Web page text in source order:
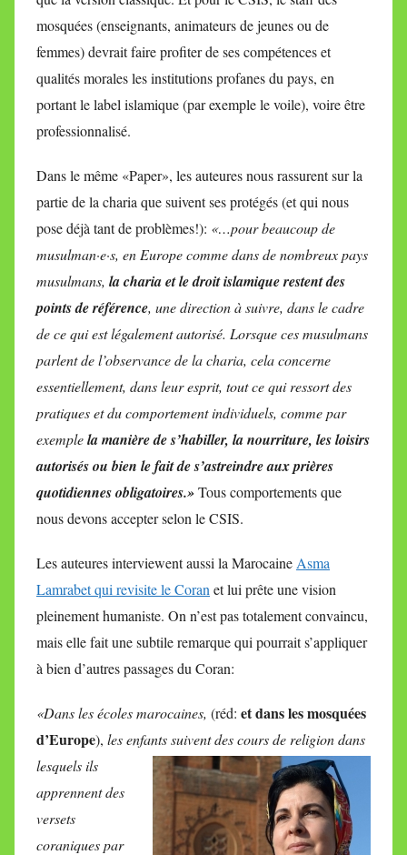
mosquées (enseignants, animateurs de jeunes ou de
femmes) devrait faire profiter de ses compétences et
qualités morales les institutions profanes du pays, en
portant le label islamique (par exemple le voile), voire être
professionnalisé.
Dans le même «Paper», les auteures nous rassurent sur la
partie de la charia que suivent ses protégés (et qui nous
pose déjà tant de problèmes!): «…pour beaucoup de
musulman·e·s, en Europe comme dans de nombreux pays
musulmans, la charia et le droit islamique restent des
points de référence, une direction à suivre, dans le cadre
de ce qui est légalement autorisé. Lorsque ces musulmans
parlent de l’observance de la charia, cela concerne
essentiellement, dans leur esprit, tout ce qui ressort des
pratiques et du comportement individuels, comme par
exemplela manière de s’habiller, la nourriture, les loisirs
autorisés ou bien le fait de s’astreindre aux prières
quotidiennes obligatoires.»Tous comportements que
nous devons accepter selon le CSIS.
Les auteures interviewent aussi la Marocaine Asma
Lamrabet qui revisite le Coran et lui prête une vision
pleinement humaniste. On n’est pas totalement convaincu,
mais elle fait une subtile remarque qui pourrait s’appliquer
à bien d’autres passages du Coran:
«Dans les écoles marocaines, (réd: et dans les mosquées
d’Europe), les enfants suivent descours de religion dans
lesquels ils
apprennent des
versets
coraniques par